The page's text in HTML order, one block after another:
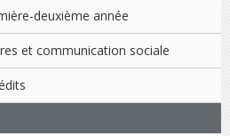
deuxième année
et communication sociale